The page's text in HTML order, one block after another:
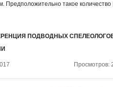
Предположительно такое
ПОДВОДНЫХ
Просмотров: